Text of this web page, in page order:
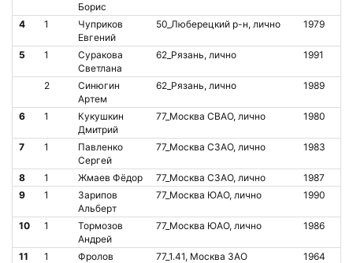
Борис
4 1
Чуприков
Евгений
50_Люберецкий р-н, лично 1979
5 1
Суракова
Светлана
62_Рязань, лично 1991
2
Синюгин
Артем
62_Рязань, лично 1989
6 1
Кукушкин
Дмитрий
77_Москва СВАО, лично 1980
7 1
Павленко
Сергей
77_Москва СЗАО, лично 1983
8 1 Жмаев Фёдор 77_Москва СЗАО, лично 1987
9 1
Зарипов
Альберт
77_Москва ЮАО, лично 1990
10 1
Тормозов
Андрей
77_Москва ЮАО, лично 1986
11 1
Фролов
77_1.41, Москва ЗАО 1964